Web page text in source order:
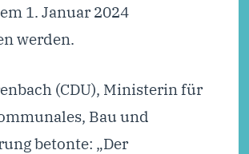
1. Januar 2024
werden.
(CDU), Ministerin für
Bau und
betonte: „Der